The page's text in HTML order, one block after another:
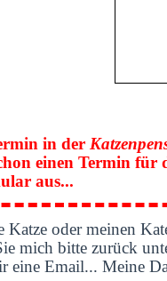
in der
einen Termin für
aus...
Katze oder meinen
mich bitte zurück
eine Email... Meine